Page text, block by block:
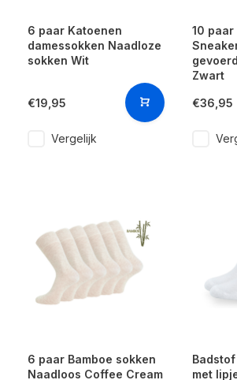
6 paar Katoenen
damessokken Naadloze
sokken Wit
€19,95
Vergelijk
10
Zwart
€36,95
6 paar Bamboe sokken
Naadloos Coffee Cream
met